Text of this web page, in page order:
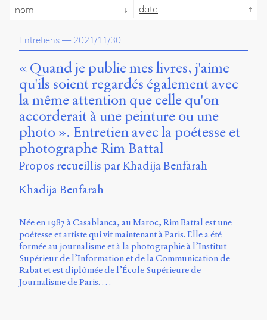
du
site
Archipel
En
ligne
Mastodon
Université
Sherbrooke
Longueuil
Local
B1-
12723
150
Pl.
nom date
Entretiens — 2021/11/30
« Quand je publie mes livres, j'aime
qu'ils soient regardés également avec
la même attention que celle qu'on
accorderait à une peinture ou une
photo ». Entretien avec la poétesse et
photographe Rim Battal
Propos recueillis par Khadija Benfarah
Khadija Benfarah
Née en 1987 à Casablanca, au Maroc, Rim Battal est une
poétesse et artiste qui vit maintenant à Paris. Elle a été
formée au journalisme et à la photographie à l’Institut
Supérieur de l’Information et de la Communication de
Rabat et est diplômée de l’École Supérieure de
Journalisme de Paris. …